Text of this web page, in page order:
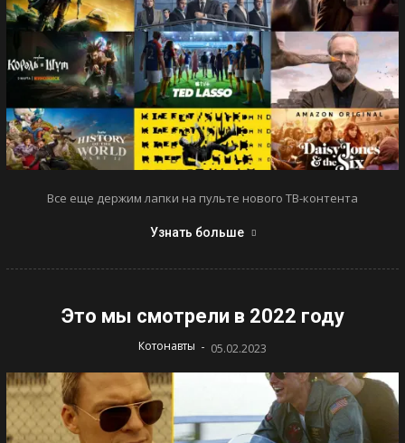
Все еще держим лапки на пульте нового ТВ-контента
Узнать больше
Это мы смотрели в 2022 году
Котонавты - 05.02.2023